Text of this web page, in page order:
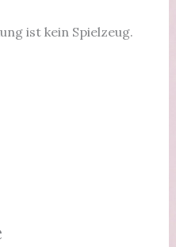
ist kein Spielzeug.